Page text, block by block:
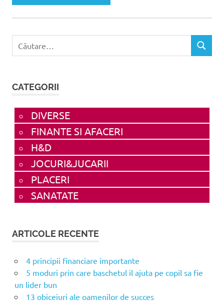
după:
CATEGORII
DIVERSE
FINANTE SI AFACERI
H&D
JOCURI&JUCARII
PLACERI
SANATATE
ARTICOLE RECENTE
4 principii financiare importante
5 moduri prin care baschetul il ajuta pe copil sa fie
un lider bun
13 obiceiuri ale oamenilor de succes